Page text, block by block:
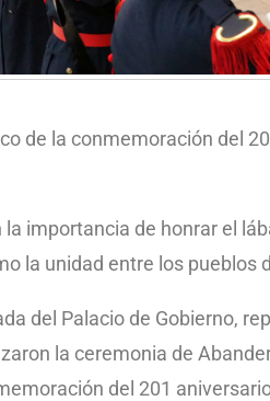
la conmemoración del 201
de honrar el
la unidad entre los pueblos
del Palacio de Gobierno,
la ceremonia de
del 201